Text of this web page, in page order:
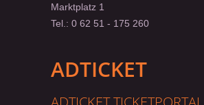
Marktplatz 1
Tel.: 0 62 51 - 175 260
ADTICKET